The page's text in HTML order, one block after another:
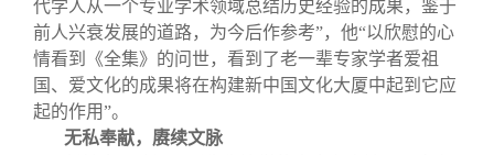
代学人从一个专业学术领域总结历史经验的成果，鉴于
前人兴衰发展的道路，为今后作参考”，他“以欣慰的心
情看到《全集》的问世，看到了老一辈专家学者爱祖
国、爱文化的成果将在构建新中国文化大厦中起到它应
起的作用”。
无私奉献，赓续文脉